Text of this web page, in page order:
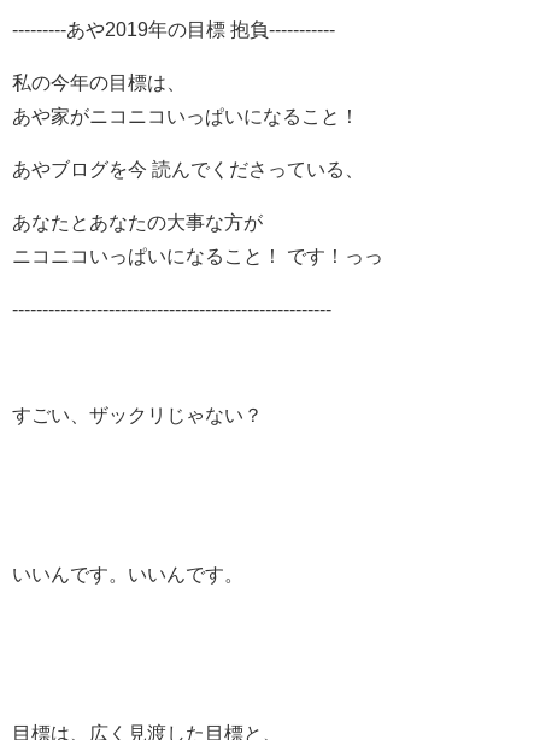
---------あや2019年の目標 抱負-----------
私の今年の目標は、
あや家がニコニコいっぱいになること！
あやブログを今 読んでくださっている、
あなたとあなたの大事な方が
ニコニコいっぱいになること！ です！っっ
-----------------------------------------------------
すごい、ザックリじゃない？
いいんです。いいんです。
目標は、広く見渡した目標と、